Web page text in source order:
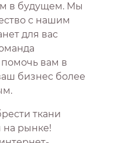
в будущем. Мы
с нашим
для вас
вам в
бизнес более
ткани
рынке!